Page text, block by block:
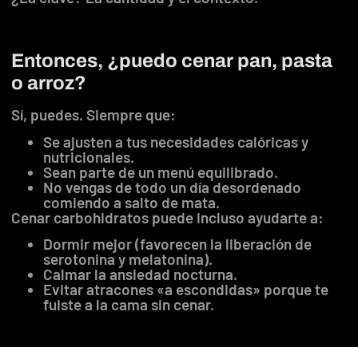
Entonces, ¿puedo cenar pan, pasta
o arroz?
Sí, puedes. Siempre que:
Se ajusten a tus necesidades calóricas y
nutricionales.
Sean parte de un menú equilibrado.
No vengas de todo un día desordenado
comiendo a salto de mata.
Cenar carbohidratos puede incluso ayudarte a:
Dormir mejor (favorecen la liberación de
serotonina y melatonina).
Calmar la ansiedad nocturna.
Evitar atracones «a escondidas» porque te
fuiste a la cama sin cenar.